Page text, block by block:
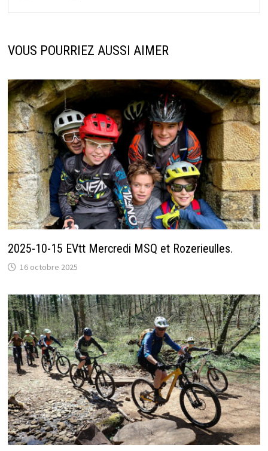
VOUS POURRIEZ AUSSI AIMER
2025-10-15 EVtt Mercredi MSQ et Rozerieulles.
16 octobre 2025